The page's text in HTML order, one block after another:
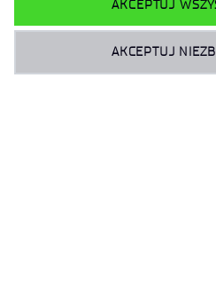
AKCEPTUJ
AKCEPTUJ
22 MAJ 2026 3 MIN
Studenci AGH z